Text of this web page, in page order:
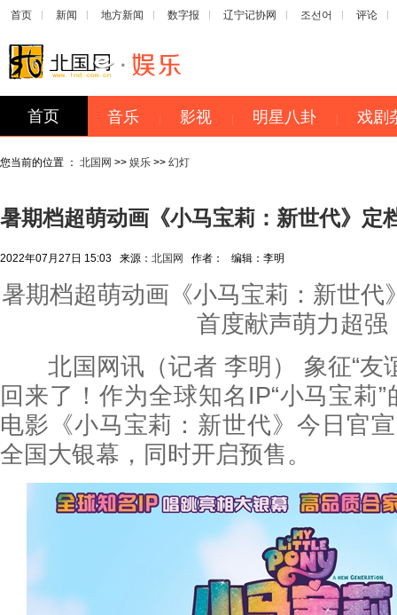
首页 新闻 地方新闻 数字报 辽宁记协网 조선어 评论
首页 音乐 影视 明星八卦 戏剧
您当前的位置 ： 北国网 >> 娱乐 >> 幻灯
暑期档超萌动画《小马宝莉：新世代》定
2022年07月27日 15:03 来源： 北国网 作者： 编辑： 李明
暑期档超萌动画《小马宝莉：新世代
首度献声萌力超强
北国网讯（记者 李明） 象征“友
回来了！作为全球知名IP“小马宝莉
电影《小马宝莉：新世代》今日官
全国大银幕，同时开启预售。